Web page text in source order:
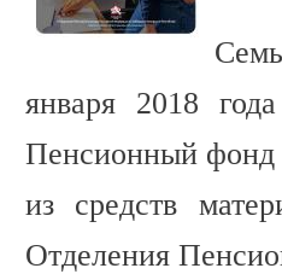
января 2018
Пенсионный фонд
из средств
Отделения